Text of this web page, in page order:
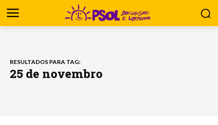
RESULTADOS PARA TAG:
25 de novembro